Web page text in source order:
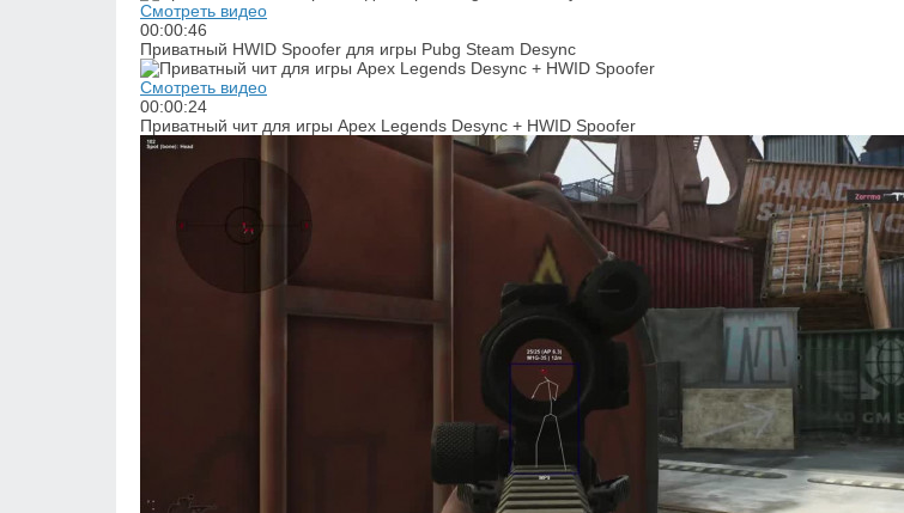
Смотреть видео
00:00:46
Приватный HWID Spoofer для игры Pubg Steam Desync
Смотреть видео
00:00:24
Приватный чит для игры Apex Legends Desync + HWID Spoofer